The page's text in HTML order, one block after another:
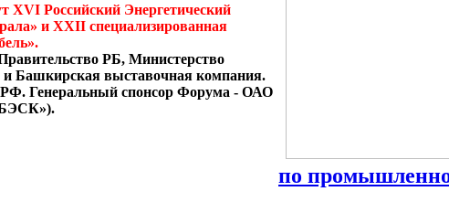
XVI Российский Энергетический
и XXII специализированная
РБ, Министерство
Башкирская выставочная компания.
РФ. Генеральный спонсор Форума - ОАО
по